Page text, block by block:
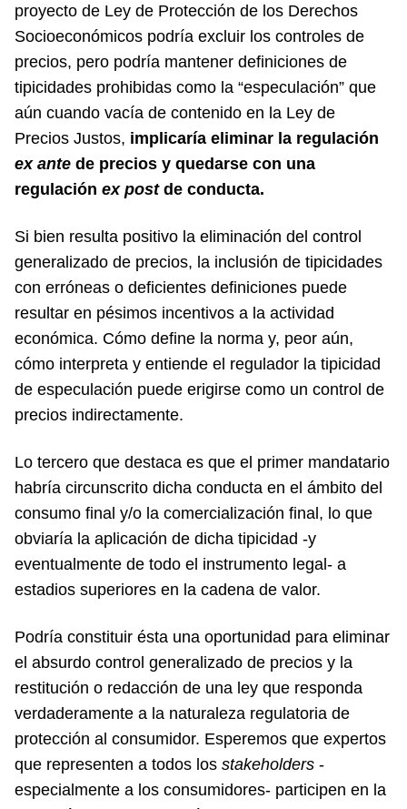
proyecto de Ley de Protección de los Derechos
Socioeconómicos podría excluir los controles de
precios, pero podría mantener definiciones de
tipicidades prohibidas como la “especulación” que
aún cuando vacía de contenido en la Ley de
Precios Justos, implicaría eliminar la regulación
ex ante de precios y quedarse con una
regulación ex postde conducta.
Si bien resulta positivo la eliminación del control
generalizado de precios, la inclusión de tipicidades
con erróneas o deficientes definiciones puede
resultar en pésimos incentivos a la actividad
económica. Cómo define la norma y, peor aún,
cómo interpreta y entiende el regulador la tipicidad
de especulación puede erigirse como un control de
precios indirectamente.
Lo tercero que destaca es que el primer mandatario
habría circunscrito dicha conducta en el ámbito del
consumo final y/o la comercialización final, lo que
obviaría la aplicación de dicha tipicidad -y
eventualmente de todo el instrumento legal- a
estadios superiores en la cadena de valor.
Podría constituir ésta una oportunidad para eliminar
el absurdo control generalizado de precios y la
restitución o redacción de una ley que responda
verdaderamente a la naturaleza regulatoria de
protección al consumidor. Esperemos que expertos
que representen a todos los stakeholders -
especialmente a los consumidores- participen en la